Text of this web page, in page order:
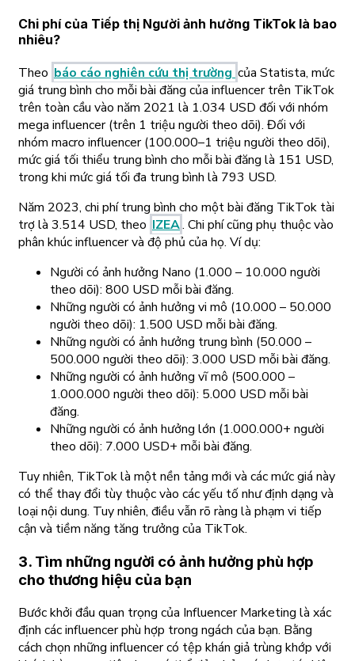
Chi phí của Tiếp thị Người ảnh hưởng TikTok là bao
nhiêu?
Theo báo cáo nghiên cứu thị trường của Statista, mức
giá trung bình cho mỗi bài đăng của influencer trên TikTok
trên toàn cầu vào năm 2021 là 1.034 USD đối với nhóm
mega influencer (trên 1 triệu người theo dõi). Đối với
nhóm macro influencer (100.000–1 triệu người theo dõi),
mức giá tối thiểu trung bình cho mỗi bài đăng là 151 USD,
trong khi mức giá tối đa trung bình là 793 USD.
Năm 2023, chi phí trung bình cho một bài đăng TikTok tài
trợ là 3.514 USD, theo IZEA. Chi phí cũng phụ thuộc vào
phân khúc influencer và độ phủ của họ. Ví dụ:
Người có ảnh hưởng Nano (1.000 – 10.000 người
theo dõi): 800 USD mỗi bài đăng.
Những người có ảnh hưởng vi mô (10.000 – 50.000
người theo dõi): 1.500 USD mỗi bài đăng.
Những người có ảnh hưởng trung bình (50.000 –
500.000 người theo dõi): 3.000 USD mỗi bài đăng.
Những người có ảnh hưởng vĩ mô (500.000 –
1.000.000 người theo dõi): 5.000 USD mỗi bài
đăng.
Những người có ảnh hưởng lớn (1.000.000+ người
theo dõi): 7.000 USD+ mỗi bài đăng.
Tuy nhiên, TikTok là một nền tảng mới và các mức giá này
có thể thay đổi tùy thuộc vào các yếu tố như định dạng và
loại nội dung. Tuy nhiên, điều vẫn rõ ràng là phạm vi tiếp
cận và tiềm năng tăng trưởng của TikTok.
3. Tìm những người có ảnh hưởng phù hợp
cho thương hiệu của bạn
Bước khởi đầu quan trọng của Influencer Marketing là xác
định các influencer phù hợp trong ngách của bạn. Bằng
cách chọn những influencer có tệp khán giả trùng khớp với